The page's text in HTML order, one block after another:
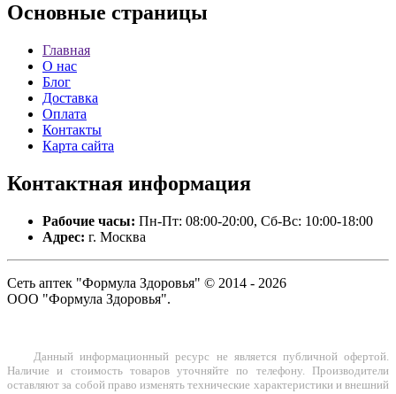
Основные страницы
Главная
О нас
Блог
Доставка
Оплата
Контакты
Карта сайта
Контактная информация
Рабочие часы: Пн-Пт: 08:00-20:00, Сб-Вс: 10:00-18:00
Адрес: г. Москва
Сеть аптек "Формула Здоровья" © 2014 - 2026
ООО "Формула Здоровья".
Данный информационный ресурс не является публичной офертой.
Наличие и стоимость товаров уточняйте по телефону. Производители
оставляют за собой право изменять технические характеристики и внешний